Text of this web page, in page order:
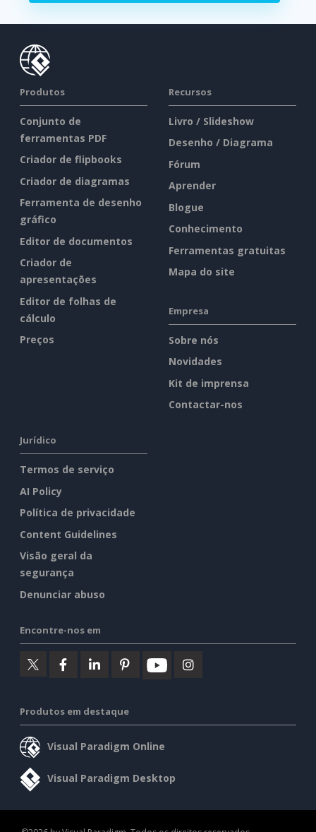
Produtos
Conjunto de
ferramentas PDF
Criador de flipbooks
Criador de diagramas
Ferramenta de desenho
gráfico
Editor de documentos
Criador de
apresentações
Editor de folhas de
cálculo
Preços
Recursos
Livro / Slideshow
Desenho / Diagrama
Fórum
Aprender
Blogue
Conhecimento
Ferramentas gratuitas
Mapa do site
Empresa
Sobre nós
Novidades
Kit de imprensa
Contactar-nos
Jurídico
Termos de serviço
AI Policy
Política de privacidade
Content Guidelines
Visão geral da
segurança
Denunciar abuso
Encontre-nos em
Produtos em destaque
Visual Paradigm Online
Visual Paradigm Desktop